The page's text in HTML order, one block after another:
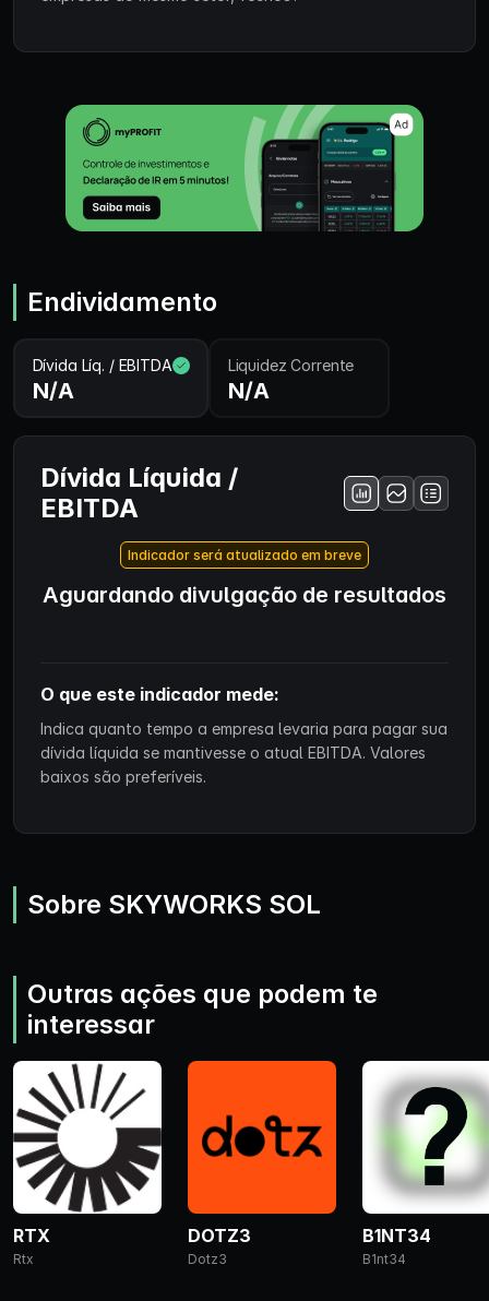
Endividamento
Dívida Líq. / EBITDA
N/A
Liquidez Corrente
N/A
Dívida Líquida /
EBITDA
Indicador será atualizado em breve
Aguardando divulgação de resultados
O que este indicador mede:
Indica quanto tempo a empresa levaria para pagar sua
dívida líquida se mantivesse o atual EBITDA. Valores
baixos são preferíveis.
Sobre SKYWORKS SOL
Outras ações que podem te
interessar
RTX
Rtx
DOTZ3
Dotz3
B1NT34
B1nt34